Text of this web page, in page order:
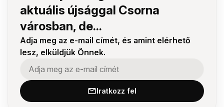
aktuális újsággal Csorna
városban, de...
Adja meg az e-mail címét, és amint elérhető
lesz, elküldjük Önnek.
Iratkozz fel